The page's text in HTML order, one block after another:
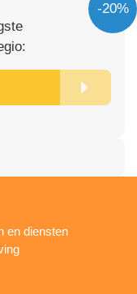
-20%
en diensten